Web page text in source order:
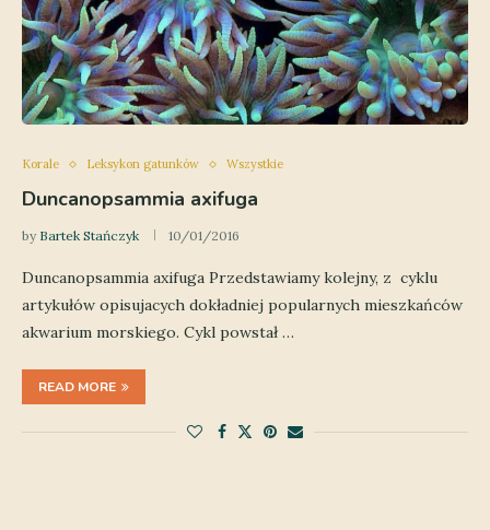
Korale Leksykon gatunków Wszystkie
Duncanopsammia axifuga
by Bartek Stańczyk 10/01/2016
Duncanopsammia axifuga Przedstawiamy kolejny, z cyklu
artykułów opisujacych dokładniej popularnych mieszkańców
akwarium morskiego. Cykl powstał …
READ MORE